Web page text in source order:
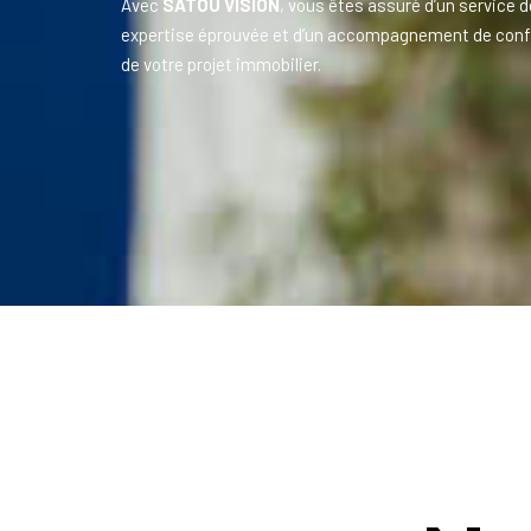
Avec SATOU VISION , vous êtes assuré d’un service
expertise éprouvée et d’un accompagnement de
de votre projet immobilier.